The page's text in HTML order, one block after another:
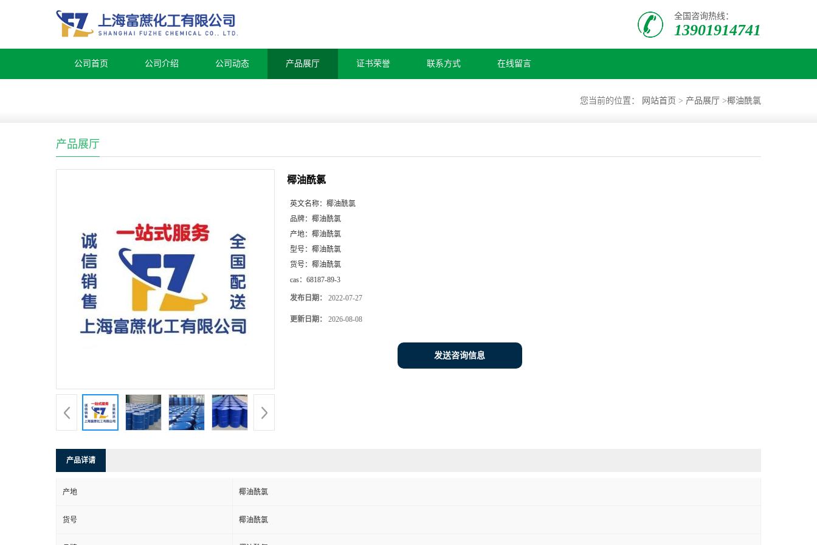
全国咨询热线：
13901914741
公司首页 公司介绍 公司动态 产品展厅 证书荣誉 联系方式 在线留言
您当前的位置： 网站首页 > 产品展厅 >椰油酰氯
产品展厅
椰油酰氯
英文名称： 椰油酰氯
品牌： 椰油酰氯
产地： 椰油酰氯
型号： 椰油酰氯
货号： 椰油酰氯
cas： 68187-89-3
发布日期： 2022-07-27
更新日期： 2026-08-08
发送咨询信息
产品详请
产地 椰油酰氯
货号 椰油酰氯